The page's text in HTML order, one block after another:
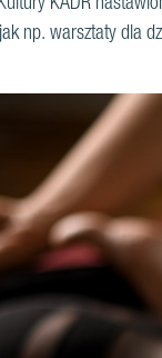
np. warsztaty dla